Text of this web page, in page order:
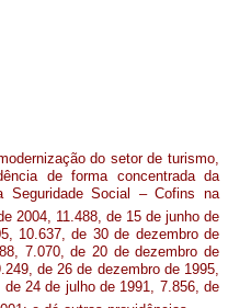
do setor de turismo,
de forma concentrada da
Seguridade Social – Cofins na
2004, 11.488, de 15 de junho de
10.637, de 30 de dezembro de
7.070, de 20 de dezembro de
de 26 de dezembro de 1995,
24 de julho de 1991, 7.856, de